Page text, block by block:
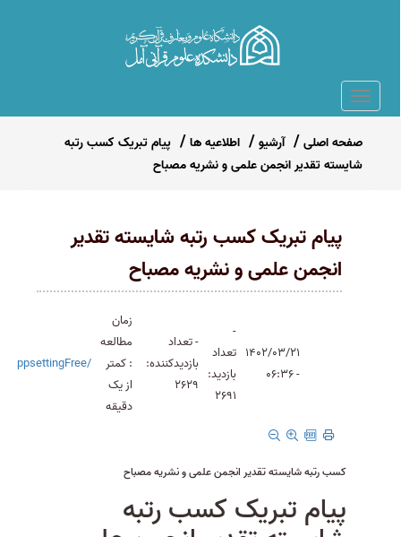
صفحه اصلی آرشیو اطلاعیه ها
پیام تبریک کسب رتبه
شایسته تقدیر انجمن علمی و نشریه مصباح
پیام تبریک کسب رتبه شایسته تقدیر
انجمن علمی و نشریه مصباح
1402/03/21
- 06:36
-
تعداد
بازدید:
2691
- تعداد
بازدیدکننده:
2629
زمان
مطالعه
: کمتر
از یک
دقیقه
/appsettingFree
کسب رتبه شایسته تقدیر انجمن علمی و نشریه مصباح
پیام تبریک کسب رتبه